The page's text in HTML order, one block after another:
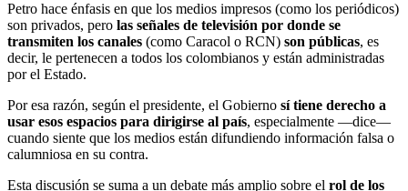
Petro hace énfasis en que los medios impresos (como los periódicos)
son privados, pero las señales de televisión por donde se
transmiten los canales (como Caracol o RCN) son públicas, es
decir, le pertenecen a todos los colombianos y están administradas
por el Estado.
Por esa razón, según el presidente, el Gobierno sí tiene derecho a
usar esos espacios para dirigirse al país, especialmente —dice—
cuando siente que los medios están difundiendo información falsa o
calumniosa en su contra.
Esta discusión se suma a un debate más amplio sobre el rol de los